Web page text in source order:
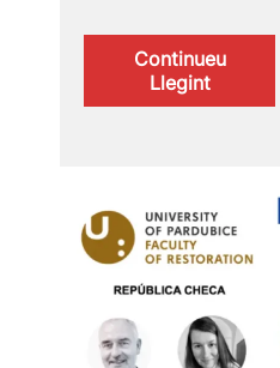
Continueu
Llegint:
OFERTA